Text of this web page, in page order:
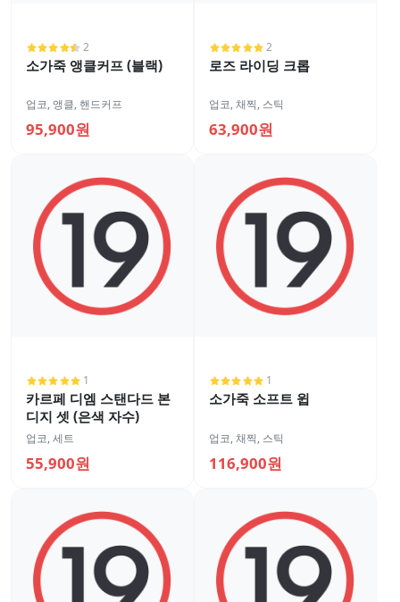
2
소가죽 앵클커프 (블랙)
업코,앵클, 핸드커프
95,900원
2
로즈 라이딩 크롭
업코,채찍, 스틱
63,900원
1
카르페 디엠 스탠다드 본
디지 셋 (은색 자수)
업코,세트
55,900원
1
소가죽 소프트 윕
업코,채찍, 스틱
116,900원